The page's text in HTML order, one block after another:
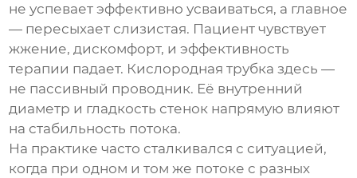
не успевает эффективно усваиваться, а главное
— пересыхает слизистая. Пациент чувствует
жжение, дискомфорт, и эффективность
терапии падает. Кислородная трубка здесь —
не пассивный проводник. Её внутренний
диаметр и гладкость стенок напрямую влияют
на стабильность потока.
На практике часто сталкивался с ситуацией,
когда при одном и том же потоке с разных